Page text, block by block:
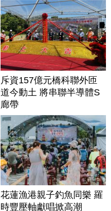
斥資157億元橋科聯外匝
道今動土 將串聯半導體S
廊帶
花蓮漁港親子釣魚同樂 羅
時豐壓軸獻唱掀高潮